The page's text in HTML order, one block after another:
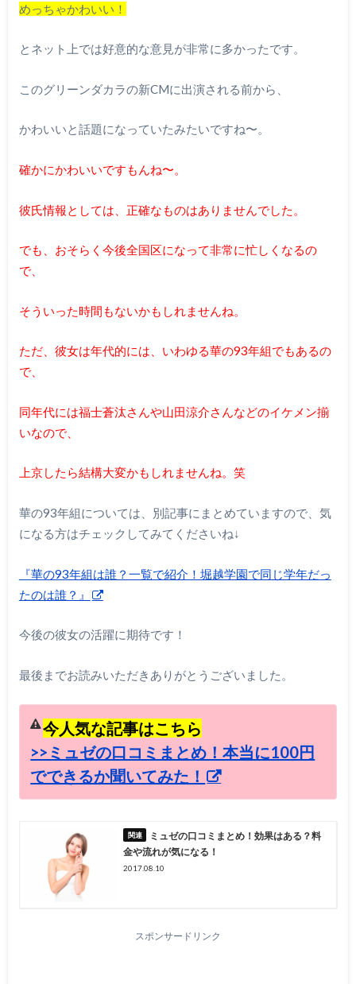
めっちゃかわいい！
とネット上では好意的な意見が非常に多かったです。
このグリーンダカラの新CMに出演される前から、
かわいいと話題になっていたみたいですね〜。
確かにかわいいですもんね〜。
彼氏情報としては、正確なものはありませんでした。
でも、おそらく今後全国区になって非常に忙しくなるの
で、
そういった時間もないかもしれませんね。
ただ、彼女は年代的には、いわゆる華の93年組でもあるの
で、
同年代には福士蒼汰さんや山田涼介さんなどのイケメン揃
いなので、
上京したら結構大変かもしれませんね。笑
華の93年組については、別記事にまとめていますので、気
になる方はチェックしてみてくださいね↓
『華の93年組は誰？一覧で紹介！堀越学園で同じ学年だっ
たのは誰？』
今後の彼女の活躍に期待です！
最後までお読みいただきありがとうございました。
今人気な記事はこちら
>>ミュゼの口コミまとめ！本当に100円
でできるか聞いてみた！
ミュゼの口コミまとめ！効果はある？料
金や流れが気になる！
2017.08.10
スポンサードリンク